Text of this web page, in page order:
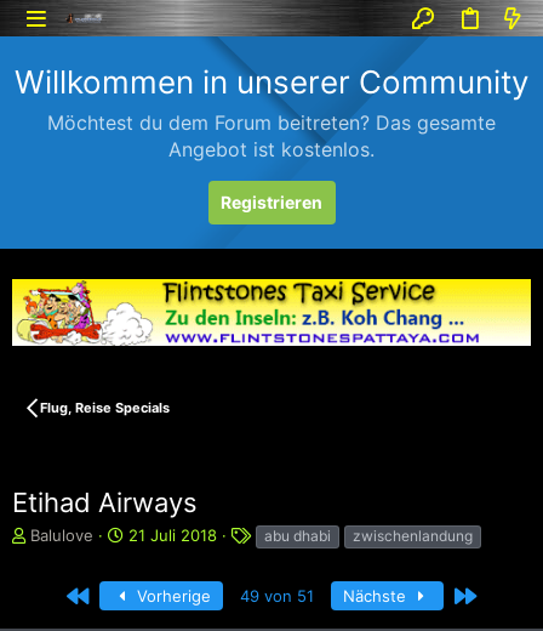
Willkommen in unserer Community
Möchtest du dem Forum beitreten? Das gesamte
Angebot ist kostenlos.
Registrieren
Flug, Reise Specials
Etihad Airways
E
Balulove
E
s
21 Juli 2018
S
l
abu dhabi zwischenlandung
Erste Vorherige 49 von 51 Nächste Letzte